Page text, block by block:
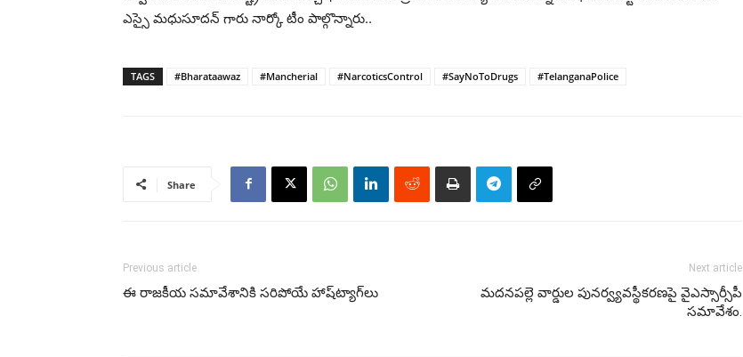
ఎస్సై మధుసూదన్ గారు నార్కో టీం పాల్గొన్నారు..
TAGS #Bharataawaz #Mancherial #NarcoticsControl #SayNoToDrugs #TelanganaPolice
Share
Previous article
ఈ రాజకీయ సమావేశానికి సరిపోయే హాష్‌ట్యాగ్‌లు
Next article
మదనపల్లె వార్డుల పునర్వ్యవస్థీకరణపై వైఎస్సార్సీపీ
సమావేశం.